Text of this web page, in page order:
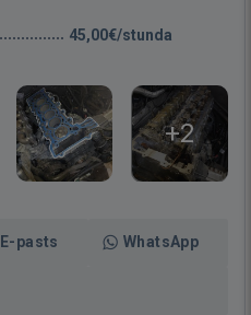
45,00€/stunda
+2
E-pasts WhatsApp